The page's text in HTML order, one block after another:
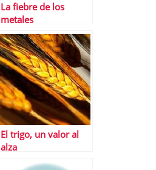
La fiebre de los
metales
El trigo, un valor al
alza